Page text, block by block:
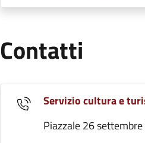
Contatti
Servizio cultura e
Piazzale 26